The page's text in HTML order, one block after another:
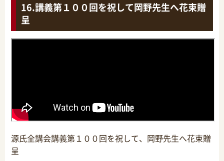
講義第１００回を祝して岡野先生へ花束贈
呈
源氏全講会講義第１００回を祝して、岡野先生へ花束贈
呈